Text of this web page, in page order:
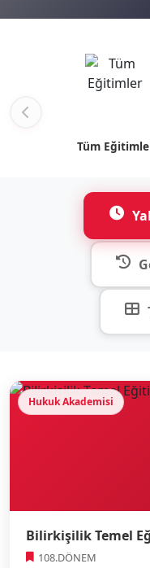
Tüm
Hukuk Akademisi
Bilirkişilik Temel
108.DÖNEM